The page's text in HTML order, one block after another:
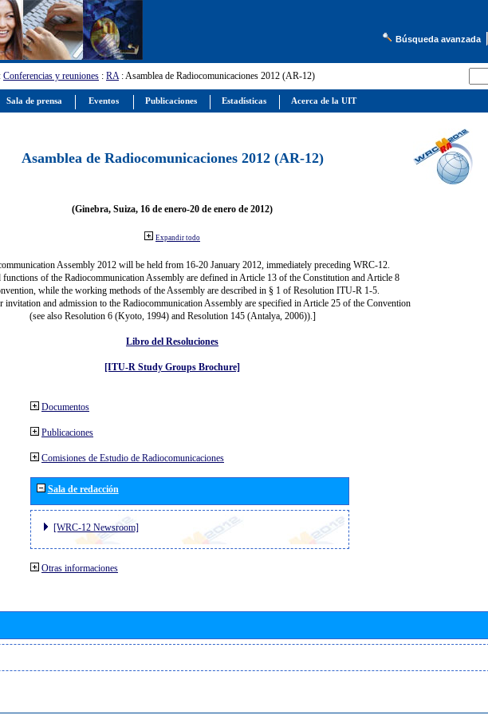
Búsqueda avanzada
: Conferencias y reuniones : RA: Asamblea de Radiocomunicaciones 2012 (AR-12)
Asamblea de Radiocomunicaciones 2012 (AR-12)
(Ginebra, Suiza, 16 de enero-20 de enero de 2012)
Expandir todo
Assembly 2012 will be held from 16-20 January 2012, immediately preceding WRC-12.
functions of the Radiocommunication Assembly are defined in Article 13 of the Constitution and Article 8
while the working methods of the Assembly are described in § 1 of Resolution ITU-R 1-5.
invitation and admission to the Radiocommunication Assembly are specified in Article 25 of the Convention
(see also Resolution 6 (Kyoto, 1994) and Resolution 145 (Antalya, 2006)).]
Libro del Resoluciones
[ITU-R Study Groups Brochure]
Documentos
Publicaciones
Comisiones de Estudio de Radiocomunicaciones
Sala de redacción
[WRC-12 Newsroom]
Otras informaciones
Sala de prensa Eventos Publicaciones Estadísticas Acerca de la UIT